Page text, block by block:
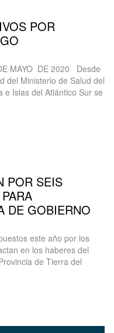
POR
MAYO DE 2020 Desde
del Ministerio de Salud del
Islas del Atlántico Sur se
POR SEIS
DE GOBIERNO
este año por los
en los haberes del
de Tierra del